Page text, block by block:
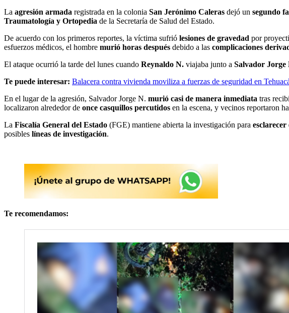
La agresión armada registrada en la colonia San Jerónimo Caleras dejó un segundo
Traumatología y Ortopedia de la Secretaría de Salud del Estado.
De acuerdo con los primeros reportes, la víctima sufrió lesiones de gravedad por
esfuerzos médicos, el hombre murió horas después debido a las complicaciones
El ataque ocurrió la tarde del lunes cuando Reynaldo N. viajaba junto a Salvador Jorge
Te puede interesar: Balacera contra vivienda moviliza a fuerzas de seguridad en
En el lugar de la agresión, Salvador Jorge N. murió casi de manera inmediata tras
localizaron alrededor de once casquillos percutidos en la escena, y vecinos reportaron
La Fiscalía General del Estado (FGE) mantiene abierta la investigación para
posibles líneas de investigación.
Te recomendamos: